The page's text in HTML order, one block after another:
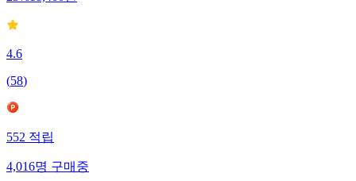
4.6
(58)
552적립
4,016명구매중